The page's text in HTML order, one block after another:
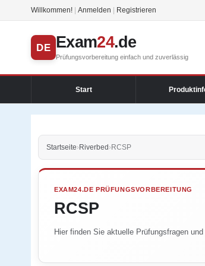
Willkommen! Anmelden Registrieren
DE Exam24.de
Prüfungsvorbereitung einfach und zuverlässig
Start
Startseite›Riverbed›RCSP
EXAM24.DE PRÜFUNGSVORBEREITUNG
RCSP
Hier finden Sie aktuelle Prüfungsfragen